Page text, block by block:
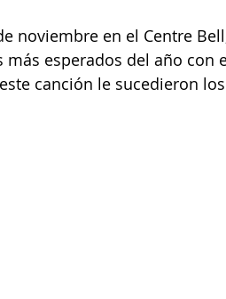
noviembre en el Centre
esperados del año con
canción le sucedieron